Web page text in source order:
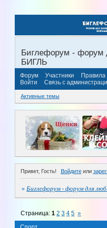
Биглефорум - форум
БИГЛЬ
Форум Участники Правила
Войти
Связь с
Активные темы
Привет, Гость! Войдитеили
» Биглефорум - форум для
Страница:1 2 3 4 5 »